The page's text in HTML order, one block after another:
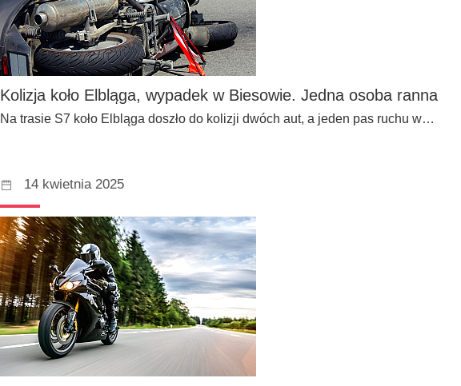
Kolizja koło Elbląga, wypadek w Biesowie. Jedna osoba ranna
Na trasie S7 koło Elbląga doszło do kolizji dwóch aut, a jeden pas ruchu w…
14 kwietnia 2025